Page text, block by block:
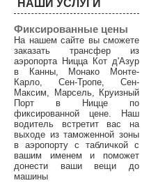
НАШИ УСЛУГИ
Фиксированные цены
На нашем сайте вы сможете
заказать трансфер из
аэропорта Ницца Кот д'Азур
в Канны, Монако Монте-
Карло, Сен-Тропе, Сен-
Максим, Марсель, Круизный
Порт в Ницце по
фиксированной цене. Наш
водитель встретит вас на
выходе из таможенной зоны
в аэропорту с табличкой с
вашим именем и поможет
донести ваши вещи до
машины